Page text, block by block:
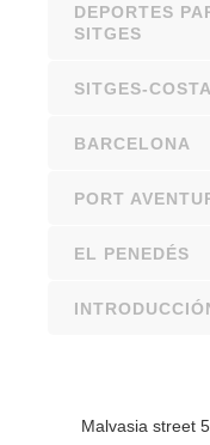
DEPORTES
SITGES
SITGES-
BARCELONA
PORT
EL PENEDÉS
Malvasia street